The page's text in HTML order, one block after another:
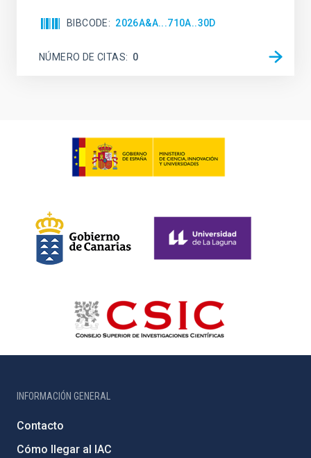
BIBCODE 2026A&A...710A..30D
NÚMERO DE CITAS 0
INFORMACIÓN GENERAL
Contacto
Cómo llegar al IAC